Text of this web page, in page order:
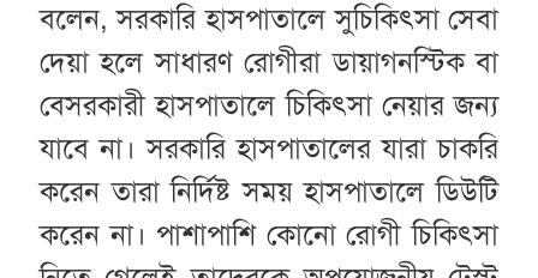
বলেন, সরকারি হাসপাতালে সুচিকিৎসা সেবা
দেয়া হলে সাধারণ রোগীরা ডায়াগনস্টিক বা
বেসরকারী হাসপাতালে চিকিৎসা নেয়ার জন্য
যাবে না। সরকারি হাসপাতালের যারা চাকরি
করেন তারা নির্দিষ্ট সময় হাসপাতালে ডিউটি
করেন না। পাশাপাশি কোনো রোগী চিকিৎসা